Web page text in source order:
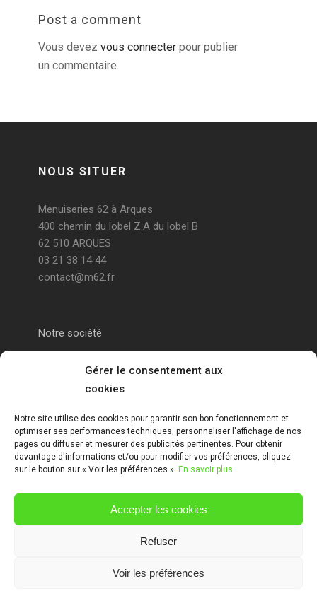
Gérer le consentement aux
cookies
Notre site utilise des cookies pour garantir son bon fonctionnement et
optimiser ses performances techniques, personnaliser l'affichage de nos
pages ou diffuser et mesurer des publicités pertinentes. Pour obtenir
davantage d'informations et/ou pour modifier vos préférences, cliquez
sur le bouton sur « Voir les préférences ». En savoir plus
Accepter les cookies
Refuser
Voir les préférences
Post a comment
Vous devez vous connecter pour publier
un commentaire.
NOUS SITUER
Menuiseries 62 à Arques
400 chemin du lobel Z.A du lobel B
62 510 ARQUES
03 21 38 14 44
contact@m62.fr
Notre société
Portail alu Saint-Omer
Clôture 62
Garde-corps pas de calais
Mentions Légales